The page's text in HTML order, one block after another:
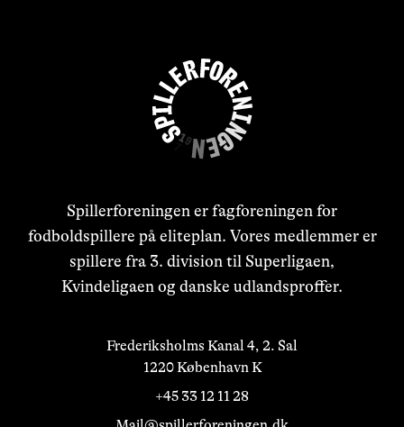
Spillerforeningen er fagforeningen for
fodboldspillere på eliteplan. Vores medlemmer er
spillere fra 3. division til Superligaen,
Kvindeligaen og danske udlandsproffer.
Frederiksholms Kanal 4, 2. Sal
1220 København K
+45 33 12 11 28